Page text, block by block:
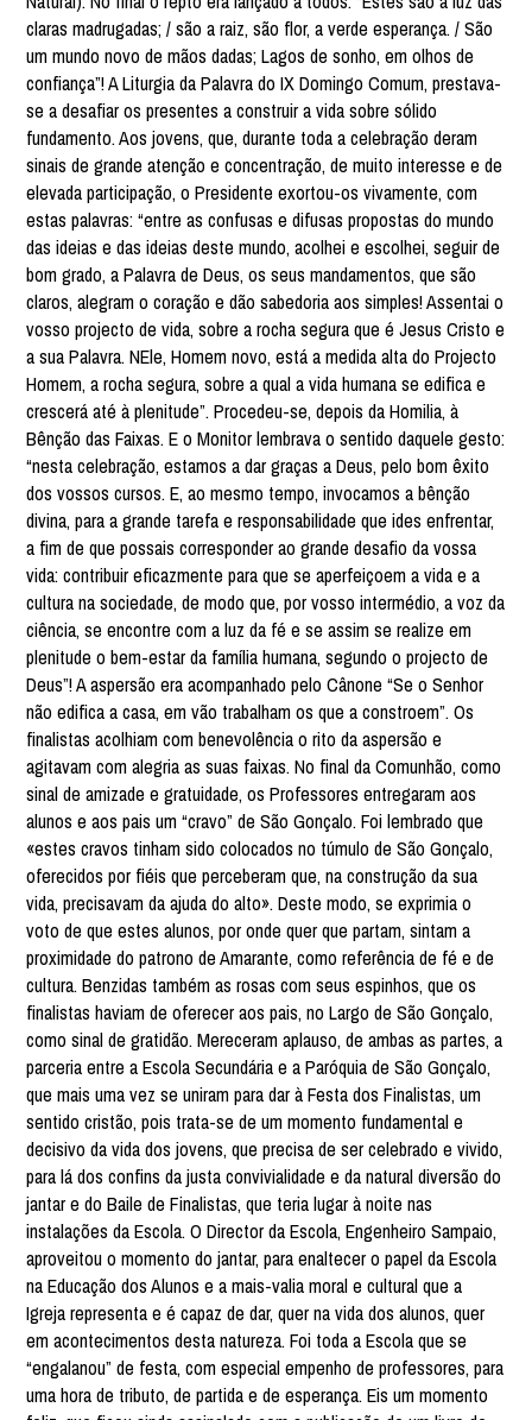
claras madrugadas; / são a raiz, são flor, a verde esperança. / São
um mundo novo de mãos dadas; Lagos de sonho, em olhos de
confiança”! A Liturgia da Palavra do IX Domingo Comum, prestava-
se a desafiar os presentes a construir a vida sobre sólido
fundamento. Aos jovens, que, durante toda a celebração deram
sinais de grande atenção e concentração, de muito interesse e de
elevada participação, o Presidente exortou-os vivamente, com
estas palavras: “entre as confusas e difusas propostas do mundo
das ideias e das ideias deste mundo, acolhei e escolhei, seguir de
bom grado, a Palavra de Deus, os seus mandamentos, que são
claros, alegram o coração e dão sabedoria aos simples! Assentai o
vosso projecto de vida, sobre a rocha segura que é Jesus Cristo e
a sua Palavra. NEle, Homem novo, está a medida alta do Projecto
Homem, a rocha segura, sobre a qual a vida humana se edifica e
crescerá até à plenitude”. Procedeu-se, depois da Homilia, à
Bênção das Faixas. E o Monitor lembrava o sentido daquele gesto:
“nesta celebração, estamos a dar graças a Deus, pelo bom êxito
dos vossos cursos. E, ao mesmo tempo, invocamos a bênção
divina, para a grande tarefa e responsabilidade que ides enfrentar,
a fim de que possais corresponder ao grande desafio da vossa
vida: contribuir eficazmente para que se aperfeiçoem a vida e a
cultura na sociedade, de modo que, por vosso intermédio, a voz da
ciência, se encontre com a luz da fé e se assim se realize em
plenitude o bem-estar da família humana, segundo o projecto de
Deus”! A aspersão era acompanhado pelo Cânone “Se o Senhor
não edifica a casa, em vão trabalham os que a constroem”. Os
finalistas acolhiam com benevolência o rito da aspersão e
agitavam com alegria as suas faixas. No final da Comunhão, como
sinal de amizade e gratuidade, os Professores entregaram aos
alunos e aos pais um “cravo” de São Gonçalo. Foi lembrado que
«estes cravos tinham sido colocados no túmulo de São Gonçalo,
oferecidos por fiéis que perceberam que, na construção da sua
vida, precisavam da ajuda do alto». Deste modo, se exprimia o
voto de que estes alunos, por onde quer que partam, sintam a
proximidade do patrono de Amarante, como referência de fé e de
cultura. Benzidas também as rosas com seus espinhos, que os
finalistas haviam de oferecer aos pais, no Largo de São Gonçalo,
como sinal de gratidão. Mereceram aplauso, de ambas as partes, a
parceria entre a Escola Secundária e a Paróquia de São Gonçalo,
que mais uma vez se uniram para dar à Festa dos Finalistas, um
sentido cristão, pois trata-se de um momento fundamental e
decisivo da vida dos jovens, que precisa de ser celebrado e vivido,
para lá dos confins da justa convivialidade e da natural diversão do
jantar e do Baile de Finalistas, que teria lugar à noite nas
instalações da Escola. O Director da Escola, Engenheiro Sampaio,
aproveitou o momento do jantar, para enaltecer o papel da Escola
na Educação dos Alunos e a mais-valia moral e cultural que a
Igreja representa e é capaz de dar, quer na vida dos alunos, quer
em acontecimentos desta natureza. Foi toda a Escola que se
“engalanou” de festa, com especial empenho de professores, para
uma hora de tributo, de partida e de esperança. Eis um momento